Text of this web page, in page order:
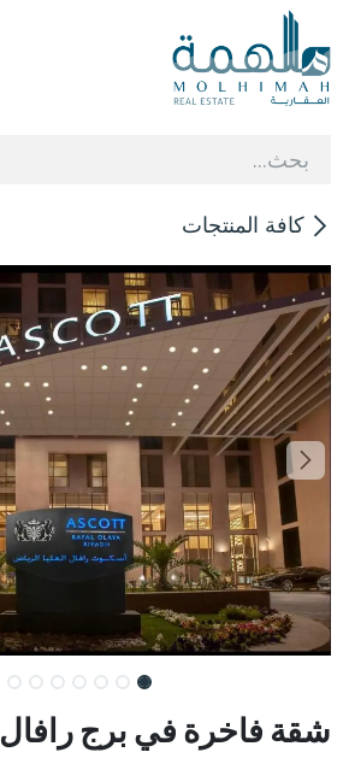
تخطي للذهاب إلى المحتوى
كافة المنتجات
شقة فاخرة في برج رافال